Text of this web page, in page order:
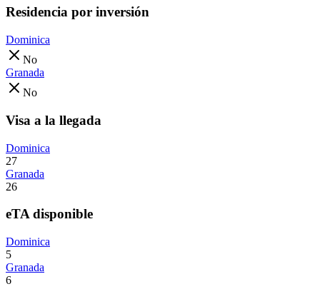
Residencia por inversión
Dominica
No
Granada
No
Visa a la llegada
Dominica
27
Granada
26
eTA disponible
Dominica
5
Granada
6